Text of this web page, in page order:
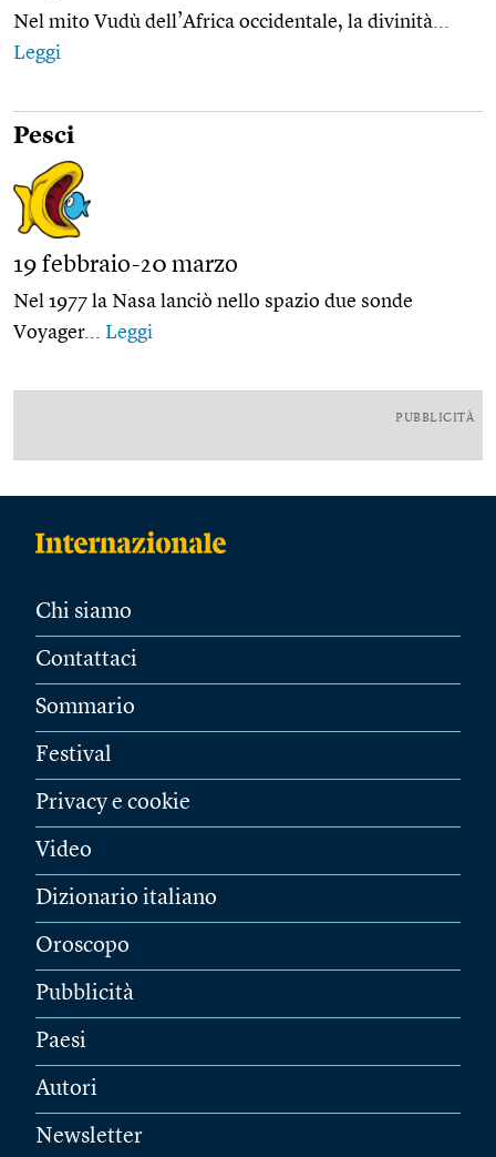
Nel mito Vudù dell’Africa occidentale, la divinità...
Leggi
Pesci
19 febbraio-20 marzo
Nel 1977 la Nasa lanciò nello spazio due sonde
Voyager... Leggi
PUBBLICITÀ
Chi siamo
Contattaci
Sommario
Festival
Privacy e cookie
Video
Dizionario italiano
Oroscopo
Pubblicità
Paesi
Autori
Newsletter